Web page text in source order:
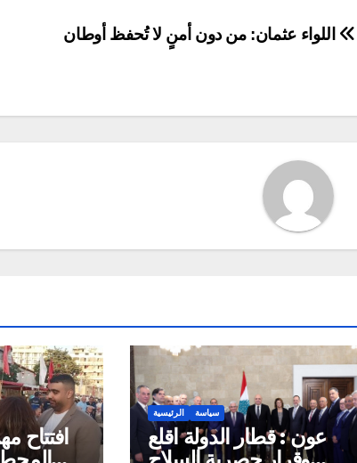
Post
اللواء عثمان: من دون أمنٍ لا تُحفظ أوطان
افتتاح
الرئيسية سياسة
عون : قطار الدولة اقلع